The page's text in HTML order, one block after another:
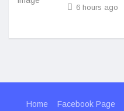
6 hours ago
Home Facebook Page